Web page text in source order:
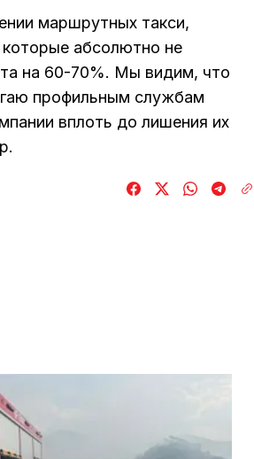
маршрутных такси,
абсолютно не
на 60-70%. Мы видим, что
профильным службам
вплоть до лишения их